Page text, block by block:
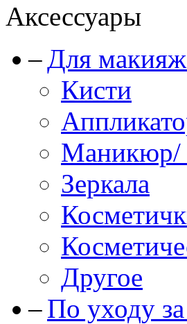
Аксессуары
Для
Кисти
Маникюр/
Зеркала
Другое
По уходу